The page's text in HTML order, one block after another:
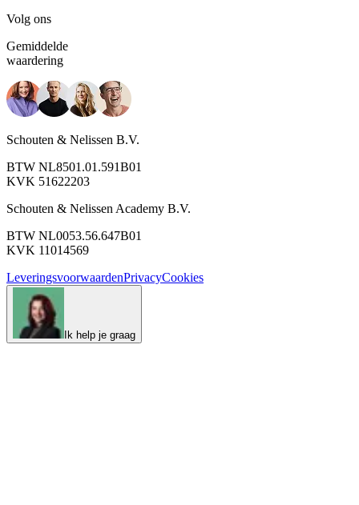
Volg ons
Gemiddelde
waardering
Schouten & Nelissen B.V.
BTW NL8501.01.591B01
KVK 51622203
Schouten & Nelissen Academy B.V.
BTW NL0053.56.647B01
KVK 11014569
LeveringsvoorwaardenPrivacyCookies
Ik help je graag